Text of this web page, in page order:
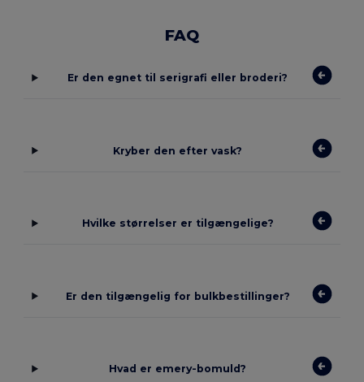
FAQ
Er den egnet til serigrafi eller broderi?
Kryber den efter vask?
Hvilke størrelser er tilgængelige?
Er den tilgængelig for bulkbestillinger?
Hvad er emery-bomuld?